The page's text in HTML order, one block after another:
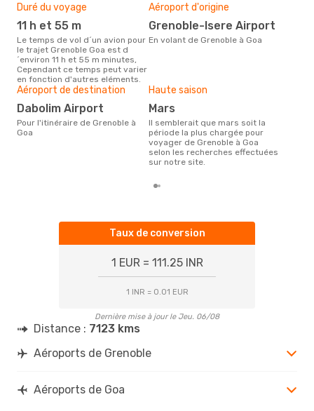
Duré du voyage
11 h et 55 m
Le temps de vol d´un avion pour
le trajet Grenoble Goa est d
´environ 11 h et 55 m minutes,
Cependant ce temps peut varier
en fonction d'autres eléments.
Aéroport d'origine
Grenoble-Isere Airport
En volant de Grenoble à Goa
Aéroport de destination
Dabolim Airport
Pour l'itinéraire de Grenoble à
Goa
Haute saison
mars
Il semblerait que mars soit la
période la plus chargée pour
voyager de Grenoble à Goa
selon les recherches effectuées
sur notre site.
Taux de conversion
1 EUR = 111.25 INR
1 INR = 0.01 EUR
Dernière mise à jour le Jeu. 06/08
Distance : 7123 kms
Aéroports de Grenoble
Aéroports de Goa